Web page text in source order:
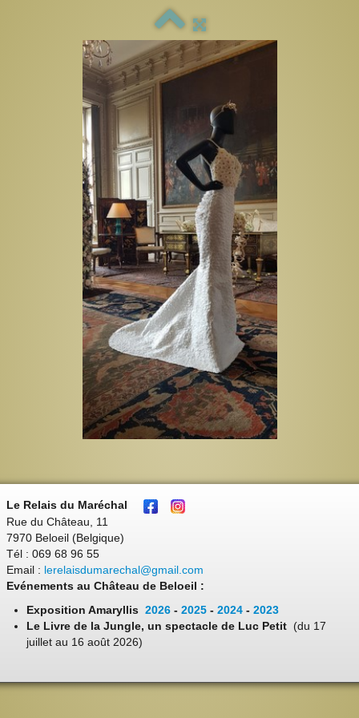
Le Relais du Maréchal
Rue du Château, 11
7970 Beloeil (Belgique)
Tél : 069 68 96 55
Email : lerelaisdumarechal@gmail.com
Evénements au Château de Beloeil :
Exposition Amaryllis 2026 - 2025 - 2024 - 2023
Le Livre de la Jungle, un spectacle de Luc Petit (du 17
juillet au 16 août 2026)